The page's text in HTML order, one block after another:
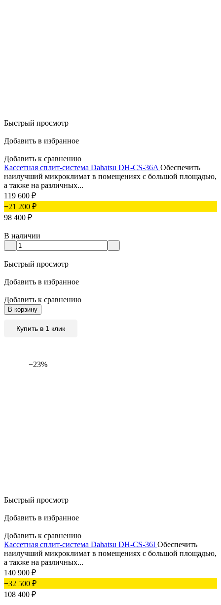
Быстрый просмотр
Добавить в избранное
Добавить к сравнению
Кассетная сплит-система Dahatsu DH-CS-36AОбеспечить
наилучший микроклимат в помещениях с большой площадью,
а также на различных...
119 600 ₽
−21 200 ₽
98 400 ₽
В наличии
Быстрый просмотр
Добавить в избранное
Добавить к сравнению
В корзину
Купить в 1 клик
−23%
Быстрый просмотр
Добавить в избранное
Добавить к сравнению
Кассетная сплит-система Dahatsu DH-CS-36I Обеспечить
наилучший микроклимат в помещениях с большой площадью,
а также на различных...
140 900 ₽
−32 500 ₽
108 400 ₽